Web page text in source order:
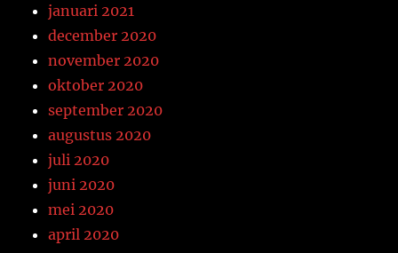
januari 2021
december 2020
november 2020
oktober 2020
september 2020
augustus 2020
juli 2020
juni 2020
mei 2020
april 2020